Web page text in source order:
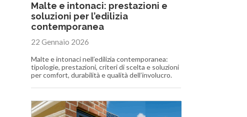
Malte e intonaci: prestazioni e
soluzioni per l’edilizia
contemporanea
22 Gennaio 2026
Malte e intonaci nell’edilizia contemporanea:
tipologie, prestazioni, criteri di scelta e soluzioni
per comfort, durabilità e qualità dell’involucro.